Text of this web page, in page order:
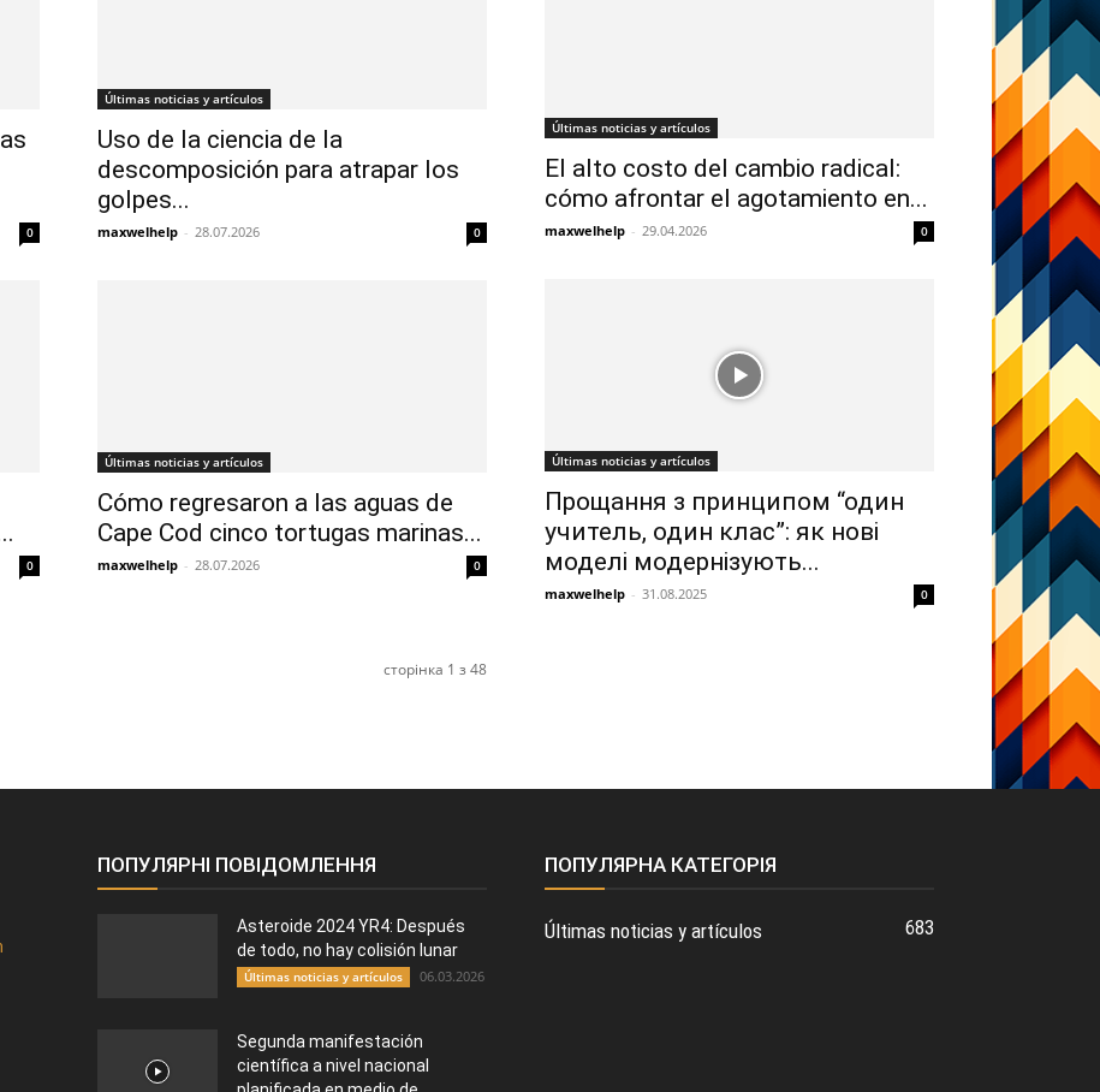
0
Últimas noticias y artículos
Uso de la ciencia de la
descomposición para atrapar los
golpes...
maxwelhelp - 28.07.2026 0
0
Últimas noticias y artículos
Cómo regresaron a las aguas de
Cape Cod cinco tortugas marinas...
maxwelhelp - 28.07.2026 0
сторінка 1 з 48
Últimas noticias y artículos
El alto costo del cambio radical:
cómo afrontar el agotamiento en...
maxwelhelp - 29.04.2026 0
Últimas noticias y artículos
Прощання з принципом “один
учитель, один клас”: як нові
моделі модернізують...
maxwelhelp - 31.08.2025 0
ПОПУЛЯРНІ ПОВІДОМЛЕННЯ
Asteroide 2024 YR4: Después
de todo, no hay colisión lunar
Últimas noticias y artículos 06.03.2026
Segunda manifestación
científica a nivel nacional
ПОПУЛЯРНА КАТЕГОРІЯ
Últimas noticias y artículos 683